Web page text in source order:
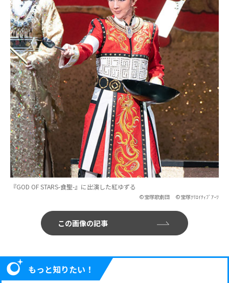
『GOD OF STARS-食聖-』に出演した紅ゆずる
©宝塚歌劇団 ©宝塚ｸﾘｴｲﾃｨﾌﾞｱｰﾂ
この画像の記事
もっと知りたい！